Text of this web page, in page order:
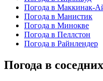
Погода в Маккинак-
Погода в Манистик
Погода в Минокве
Погода в Пеллстон
Погода в Райнлендер
Погода в